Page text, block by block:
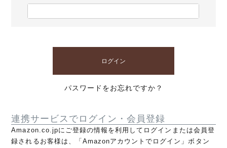
ログイン
パスワードをお忘れですか？
連携サービスでログイン・会員登録
Amazon.co.jpにご登録の情報を利用してログインまたは会員登
録されるお客様は、「Amazonアカウントでログイン」ボタン